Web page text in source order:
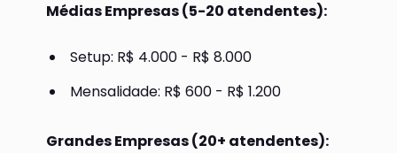
Médias Empresas (5-20 atendentes):
Setup: R$ 4.000 - R$ 8.000
Mensalidade: R$ 600 - R$ 1.200
Grandes Empresas (20+ atendentes):